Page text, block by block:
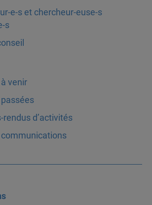
e-s et chercheur-euse-s
s
venir
rendus d’activités